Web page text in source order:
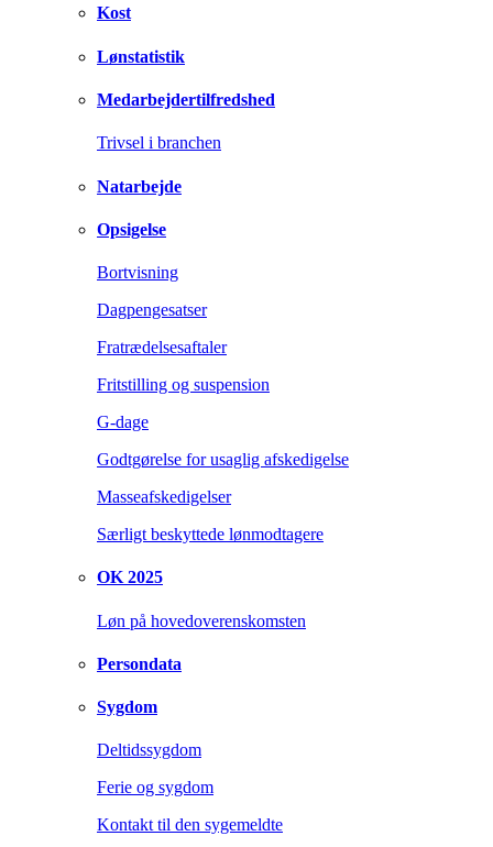
Kost
Lønstatistik
Medarbejdertilfredshed
Trivsel i branchen
Natarbejde
Opsigelse
Bortvisning
Dagpengesatser
Fratrædelsesaftaler
Fritstilling og suspension
G-dage
Godtgørelse for usaglig afskedigelse
Masseafskedigelser
Særligt beskyttede lønmodtagere
OK 2025
Løn på hovedoverenskomsten
Persondata
Sygdom
Deltidssygdom
Ferie og sygdom
Kontakt til den sygemeldte